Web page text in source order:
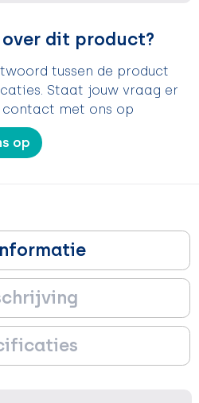
dit product?
tussen de product
Staat jouw vraag er
contact met ons op
op